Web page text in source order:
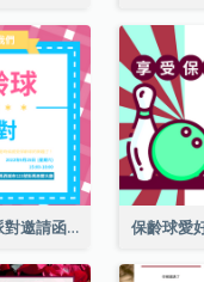
彩色保齡球派對邀請函